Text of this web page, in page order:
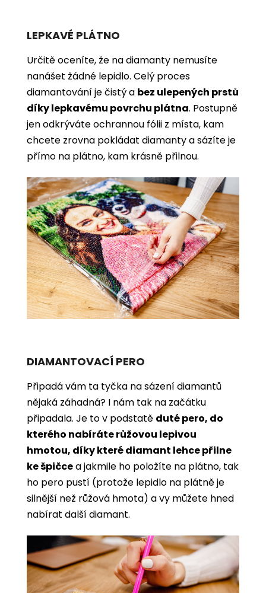
LEPKAVÉ PLÁTNO
Určitě oceníte, že na diamanty nemusíte
nanášet žádné lepidlo. Celý proces
diamantování je čistý a bez ulepených prstů
díky lepkavému povrchu plátna. Postupně
jen odkrýváte ochrannou fólii z místa, kam
chcete zrovna pokládat diamanty a sázíte je
přímo na plátno, kam krásně přilnou.
DIAMANTOVACÍ PERO
Připadá vám ta tyčka na sázení diamantů
nějaká záhadná? I nám tak na začátku
připadala. Je to v podstatě duté pero, do
kterého nabíráte růžovou lepivou
hmotou, díky které diamant lehce přilne
ke špičcea jakmile ho položíte na plátno, tak
ho pero pustí (protože lepidlo na plátně je
silnější než růžová hmota) a vy můžete hned
nabírat další diamant.